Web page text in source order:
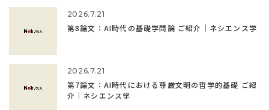
2026.7.21
第8論文：AI時代の基礎学問論 ご紹介｜ネシエンス学
2026.7.21
第7論文：AI時代における尊厳文明の哲学的基礎 ご紹
介｜ネシエンス学